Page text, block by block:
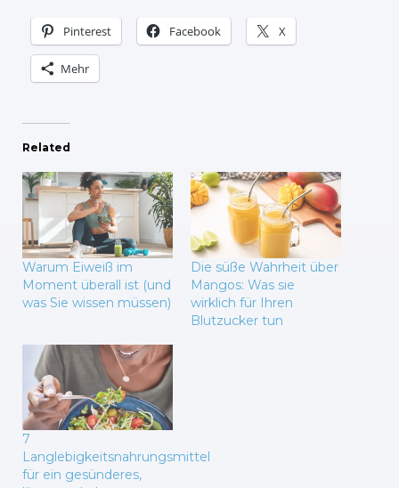
Pinterest Facebook X
Mehr
Related
Warum Eiweiß im
Moment überall ist (und
was Sie wissen müssen)
Die süße Wahrheit über
Mangos: Was sie
wirklich für Ihren
Blutzucker tun
7
Langlebigkeitsnahrungsmittel
für ein gesünderes,